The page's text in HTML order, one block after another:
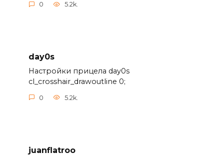
0 5.2k.
day0s
Настройки прицела day0s
cl_crosshair_drawoutline 0;
0 5.2k.
juanflatroo